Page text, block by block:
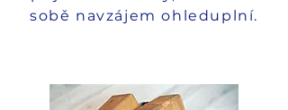
sobě navzájem ohleduplní.